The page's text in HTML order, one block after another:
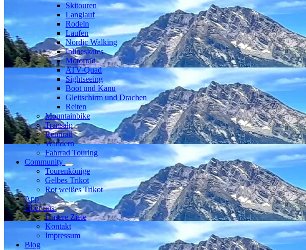
Skitouren
Langlauf
Rodeln
Laufen
Nordic Walking
Inlineskates
Motorrad
ATV-Quad
Sightseeing
Boot und Kanu
Gleitschirm und Drachen
Reiten
Mountainbike
Transalp
Rennrad
Wandern
Fahrrad Touring
Community
Tourenkönige
Gelbes Trikot
Rot weißes Trikot
App
Über uns
Unsere Ziele
Kontakt
Impressum
Blog